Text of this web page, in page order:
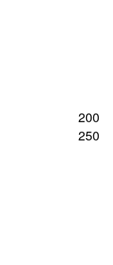
200
250